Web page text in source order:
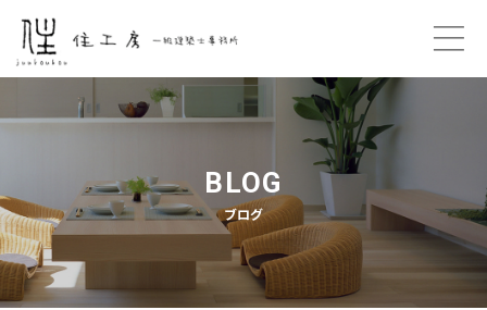
プロフィール
ご契約の流れ
BLOG
ブログ